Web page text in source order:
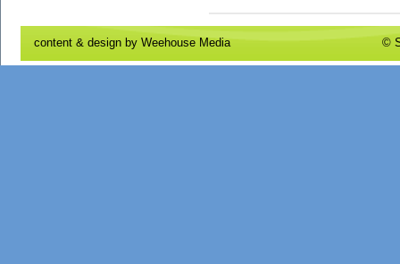
content & design by Weehouse Media ©